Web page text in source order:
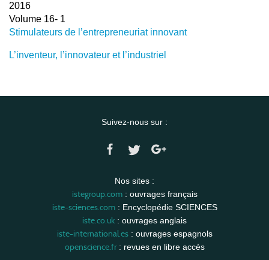
2016
Volume 16- 1
Stimulateurs de l’entrepreneuriat innovant
L’inventeur, l’innovateur et l’industriel
Suivez-nous sur :
Nos sites :
istegroup.com: ouvrages français
iste-sciences.com: Encyclopédie SCIENCES
iste.co.uk : ouvrages anglais
iste-international.es: ouvrages espagnols
openscience.fr: revues en libre accès